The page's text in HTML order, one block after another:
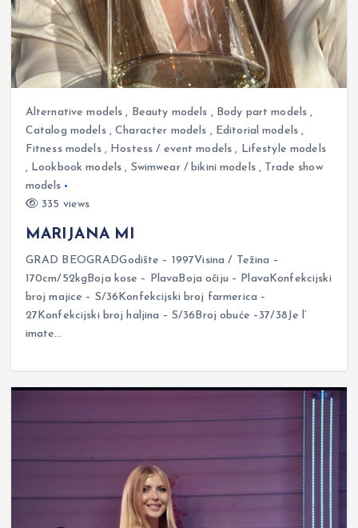
Alternative models , Beauty models , Body part models ,
Catalog models,Character models , Editorial models ,
Fitness models, Hostess / event models , Lifestyle models
, Lookbook models , Swimwear / bikini models, Trade show
models
335 views
MARIJANA MI
GRAD BEOGRADGodište – 1997Visina / Težina –
170cm/52kgBoja kose – PlavaBoja očiju – PlavaKonfekcijski
broj majice – S/36Konfekcijski broj farmerica –
27Konfekcijski broj haljina – S/36Broj obuće –37/38Je l’
imate…